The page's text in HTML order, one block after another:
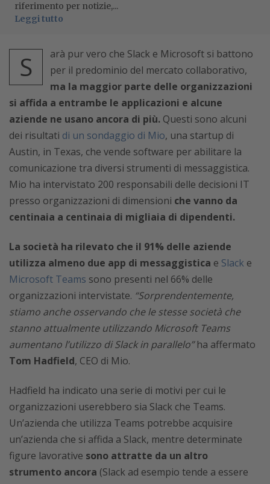
riferimento per notizie,...
Leggi tutto
S
arà pur vero che Slack e Microsoft si battono
per il predominio del mercato collaborativo,
ma la maggior parte delle organizzazioni
si affida a entrambe le applicazioni e alcune
aziende ne usano ancora di più. Questi sono alcuni
dei risultati di un sondaggio di Mio, una startup di
Austin, in Texas, che vende software per abilitare la
comunicazione tra diversi strumenti di messaggistica.
Mio ha intervistato 200 responsabili delle decisioni IT
presso organizzazioni di dimensioni che vanno da
centinaia a centinaia di migliaia di dipendenti.
La società ha rilevato che il 91% delle aziende
utilizza almeno due app di messaggistica e Slack e
Microsoft Teams sono presenti nel 66% delle
organizzazioni intervistate. “Sorprendentemente,
stiamo anche osservando che le stesse società che
stanno attualmente utilizzando Microsoft Teams
aumentano l’utilizzo di Slack in parallelo”ha affermato
Tom Hadfield, CEO di Mio.
Hadfield ha indicato una serie di motivi per cui le
organizzazioni userebbero sia Slack che Teams.
Un’azienda che utilizza Teams potrebbe acquisire
un’azienda che si affida a Slack, mentre determinate
figure lavorative sono attratte da un altro
strumento ancora (Slack ad esempio tende a essere